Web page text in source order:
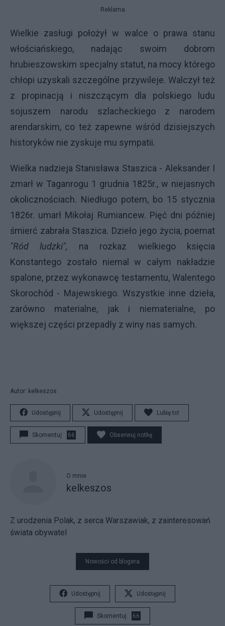
Reklama
Wielkie zasługi położył w walce o prawa stanu
włościańskiego, nadając swoim dobrom
hrubieszowskim specjalny statut, na mocy którego
chłopi uzyskali szczególne przywileje. Walczył też
z propinacją i niszczącym dla polskiego ludu
sojuszem narodu szlacheckiego z narodem
arendarskim, co też zapewne wśród dzisiejszych
historyków nie zyskuje mu sympatii.
Wielka nadzieja Stanisława Staszica - Aleksander I
zmarł w Taganrogu 1 grudnia 1825r., w niejasnych
okolicznościach. Niedługo potem, bo 15 stycznia
1826r. umarł Mikołaj Rumiancew. Pięć dni później
śmierć zabrała Staszica. Dzieło jego życia, poemat
"Ród ludzki", na rozkaz wielkiego księcia
Konstantego zostało niemal w całym nakładzie
spalone, przez wykonawcę testamentu, Walentego
Skorochód - Majewskiego. Wszystkie inne dzieła,
zarówno materialne, jak i niematerialne, po
większej części przepadły z winy nas samych.
Autor: kelkeszos
Udostępnij Udostępnij Lubię to!
Skomentuj 66 Obserwuj notkę
O mnie
kelkeszos
Z urodzenia Polak, z serca Warszawiak, z zainteresowań
świata obywatel
Nowości od blogera
Udostępnij Udostępnij
Skomentuj 66